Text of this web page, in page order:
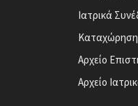
Ιατρικά
Καταχώρηση
Αρχείο
Αρχείο